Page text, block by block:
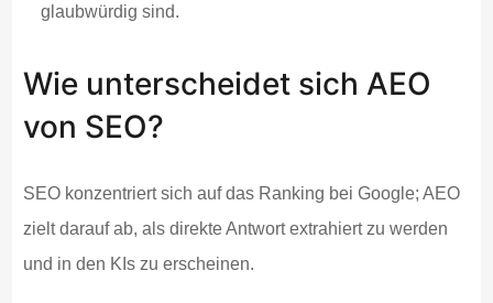
glaubwürdig sind.
Wie unterscheidet sich AEO
von SEO?
SEO konzentriert sich auf das Ranking bei Google; AEO
zielt darauf ab, als direkte Antwort extrahiert zu werden
und in den KIs zu erscheinen.